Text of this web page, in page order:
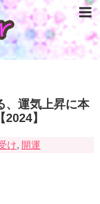
、運気上昇に本
】
け, 開運